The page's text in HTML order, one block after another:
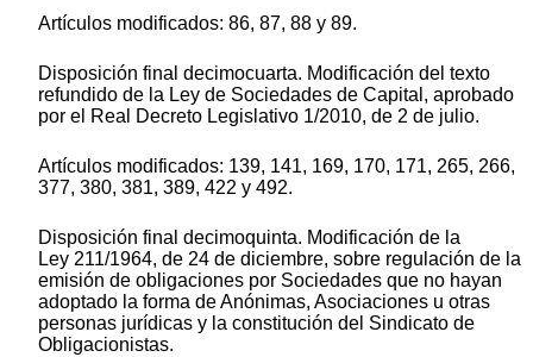
Artículos modificados: 86, 87, 88 y 89.
Disposición final decimocuarta. Modificación del texto
refundido de la Ley de Sociedades de Capital, aprobado
por el Real Decreto Legislativo 1/2010, de 2 de julio.
Artículos modificados: 139, 141, 169, 170, 171, 265, 266,
377, 380, 381, 389, 422 y 492.
Disposición final decimoquinta. Modificación de la
Ley 211/1964, de 24 de diciembre, sobre regulación de la
emisión de obligaciones por Sociedades que no hayan
adoptado la forma de Anónimas, Asociaciones u otras
personas jurídicas y la constitución del Sindicato de
Obligacionistas.